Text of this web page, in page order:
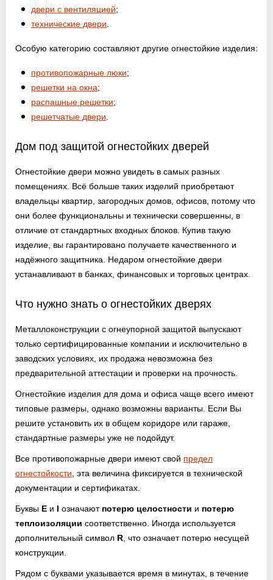
двери с вентиляцией;
технические двери
Особую категорию составляют другие огнестойкие изделия:
противопожарные люки;
решетки на окна;
распашные решетки;
решетчатые двери
Дом под защитой огнестойких дверей
Огнестойкие двери можно увидеть в самых разных
помещениях. Всё больше таких изделий приобретают
владельцы квартир, загородных домов, офисов, потому что
они более функциональны и технически совершенны, в
отличие от стандартных входных блоков. Купив такую
изделие, вы гарантировано получаете качественного и
надёжного защитника. Недаром огнестойкие двери
устанавливают в банках, финансовых и торговых центрах.
Что нужно знать о огнестойких дверях
Металлоконструкции с огнеупорной защитой выпускают
только сертифицированные компании и исключительно в
заводских условиях, их продажа невозможна без
предварительной аттестации и проверки на прочность.
Огнестойкие изделия для дома и офиса чаще всего имеют
типовые размеры, однако возможны варианты. Если Вы
решите установить их в общем коридоре или гараже,
стандартные размеры уже не подойдут.
Все противопожарные двери имеют свой предел
огнестойкости , эта величина фиксируется в технической
документации и сертификатах.
Буквы E и I означают потерю целостности и потерю
теплоизоляции соответственно. Иногда используется
дополнительный символ R , что означает потерю несущей
конструкции.
Рядом с буквами указывается время в минутах, в течение